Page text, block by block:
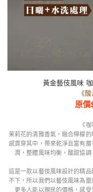
黃金藝伎風味
《
原價
《
茉莉花的清雅香氣，融合檸檬
感貫穿其中，帶來乾淨且富有
潤，整體風味均衡，酸甜協
這是一款以藝伎風味設計的精
不下，所以我們以藝伎風味為
更多人能以親民的價格，感